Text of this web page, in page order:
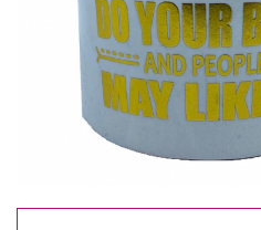
Cele mai noi
Cele mai vandute
Cele mai votate
Cu video
200 Lei - 300 Lei